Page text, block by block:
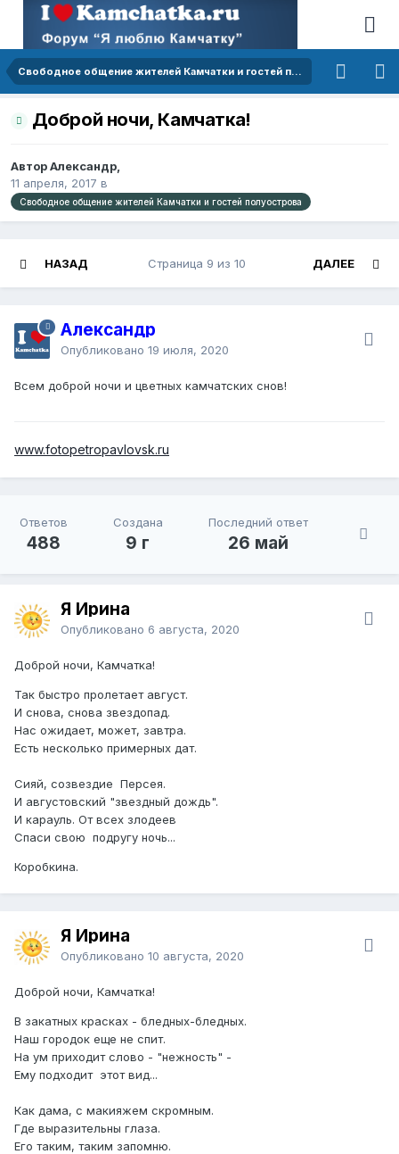
Свободное общение жителей Камчатки и гостей полуострова
Доброй ночи, Камчатка!
Автор Александр,
11 апреля, 2017 в
Свободное общение жителей Камчатки и гостей полуострова
НАЗАД ДАЛЕЕ
Страница 9 из 10
Александр
Опубликовано 19 июля, 2020
Всем доброй ночи и цветных камчатских снов!
www.fotopetropavlovsk.ru
Ответов
488
Создана
9 г
Последний ответ
26 май
Я Ирина
Опубликовано 6 августа, 2020
Доброй ночи, Камчатка!
Так быстро пролетает август.
И снова, снова звездопад.
Нас ожидает, может, завтра.
Есть несколько примерных дат.
Сияй, созвездие Персея.
И августовский "звездный дождь".
И карауль. От всех злодеев
Спаси свою подругу ночь...
Коробкина.
Я Ирина
Опубликовано 10 августа, 2020
Доброй ночи, Камчатка!
В закатных красках - бледных-бледных.
Наш городок еще не спит.
На ум приходит слово - "нежность" -
Ему подходит этот вид...
Как дама, с макияжем скромным.
Где выразительны глаза.
Его таким, таким запомню.